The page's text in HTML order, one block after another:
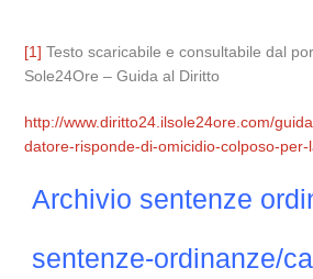
[1] Testo scaricabile e consultabile dal
Sole24Ore – Guida al Diritto
http://www.diritto24.ilsole24ore.com/
datore-risponde-di-omicidio-colposo-
Archivio sentenze
sentenze-ordinanze/